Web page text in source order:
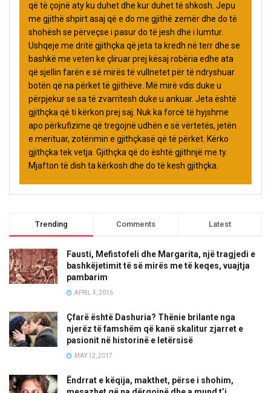
që të çojnë aty ku duhet dhe kur duhet të shkosh. Jepu
me gjithë shpirt asaj që e do me gjithë zemër dhe do të
shohësh se përveçse i pasur do të jesh dhe i lumtur.
Ushqeje me dritë gjithçka që jeta ta kredh në terr dhe se
bashkë me veten ke çliruar prej kësaj robëria edhe ata
që sjellin farën e së mirës të vullnetet për të ndryshuar
botën që na përket të gjithëve. Më mirë vdis duke u
përpjekur se sa të zvarritesh duke u ankuar. Jeta është
gjithçka që ti kërkon prej saj. Nuk ka forcë të hyjshme
apo përkufizime që tregojnë udhën e së vërtetës, jetën
e merituar, zotërimin e gjithçkasë që të përket. Kërko
gjithçka tek vetja. Gjithçka që do është gjithnjë me ty.
Mjafton të dish ta kërkosh dhe do të kesh gjithçka.
Trending Comments Latest
Fausti, Mefistofeli dhe Margarita, një tragjedi e
bashkëjetimit të së mirës me të keqes, vuajtja
pambarim
APRIL 4, 2016
Çfarë është Dashuria? Thënie brilante nga
njerëz të famshëm që kanë skalitur zjarret e
pasionit në historinë e letërsisë
MAY 12, 2017
Ëndrrat e këqija, makthet, përse i shohim,